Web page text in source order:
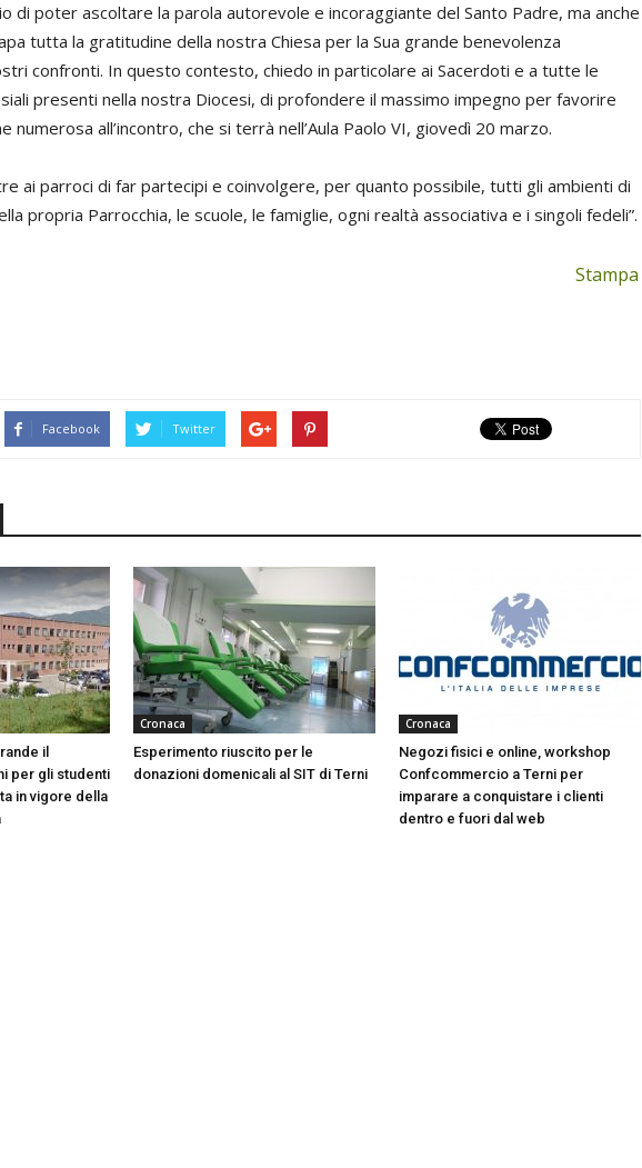
di poter ascoltare la parola autorevole e incoraggiante del Santo Padre, ma anche
tutta la gratitudine della nostra Chiesa per la Sua grande benevolenza
confronti. In questo contesto, chiedo in particolare ai Sacerdoti e a tutte le
presenti nella nostra Diocesi, di profondere il massimo impegno per favorire
numerosa all’incontro, che si terrà nell’Aula Paolo VI, giovedì 20 marzo.
ai parroci di far partecipi e coinvolgere, per quanto possibile, tutti gli ambienti di
propria Parrocchia, le scuole, le famiglie, ogni realtà associativa e i singoli fedeli”.
Stampa
Facebook Twitter
il
per gli studenti
in vigore della
Cronaca
Esperimento riuscito per le
donazioni domenicali al SIT di Terni
Cronaca
Negozi fisici e online, workshop
Confcommercio a Terni per
imparare a conquistare i clienti
dentro e fuori dal web